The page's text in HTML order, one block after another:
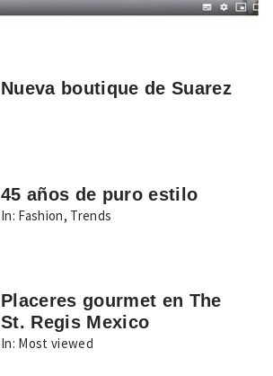
Nueva boutique de Suarez
45 años de puro estilo
In: Fashion, Trends
Placeres gourmet en The
St. Regis Mexico
In: Most viewed